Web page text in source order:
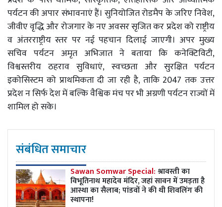
पर्यटन की अपार संभावनाएं हैं। सुनियोजित रोडमैप के जरिए निवेश,
जीवीए वृद्धि और रोजगार के नए अवसर सृजित कर प्रदेश को राष्ट्रीय
व अंतरराष्ट्रीय स्तर पर नई पहचान दिलाई जाएगी। अपर मुख्य
सचिव पर्यटन अमृत अभिजात ने बताया कि कनेक्टिविटी,
विश्वस्तरीय ठहराव सुविधाएं, स्वच्छता और सुरक्षित पर्यटन
इकोसिस्टम को प्राथमिकता दी जा रही है, ताकि 2047 तक उत्तर
प्रदेश न सिर्फ देश में बल्कि वैश्विक मंच पर भी अग्रणी पर्यटन राज्यों में
शामिल हो सके।
संबंधित समाचार
Sawan Somwar Special:श्रावस्ती का
विभूतिनाथ महादेव मंदिर, जहां सावन में उमड़ता है
आस्था का सैलाब; पांडवों ने की थी शिवलिंग की
स्थापना!